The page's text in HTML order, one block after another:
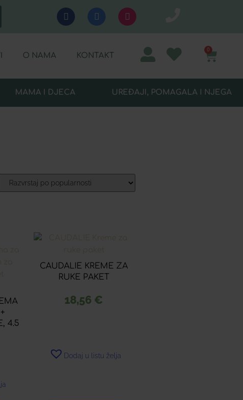
O NAMA KONTAKT
0
MAMA I DJECA UREĐAJI, POMAGALA I NJEGA
4.5
CAUDALIE KREME ZA
RUKE PAKET
18,56 €
Dodaj u listu želja